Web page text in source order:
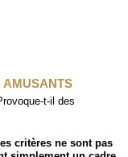
AMUSANTS
t-il des
critères ne sont pas